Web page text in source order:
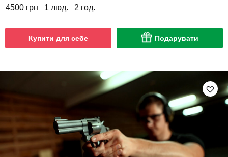
4500 грн 1 люд. 2 год.
Купити для себе Подарувати